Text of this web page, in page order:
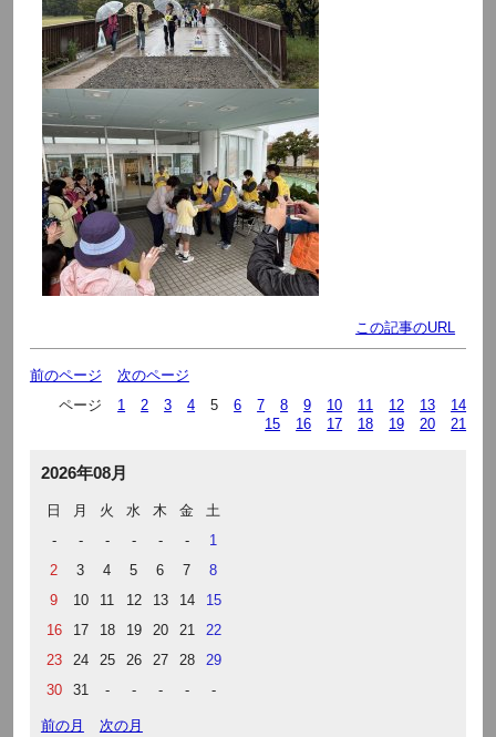
この記事のURL
前のページ
次のページ
ページ
1 2 3 4 5 6 7 8 9 10 11 12 13
14
15
16 17 18 19 20 21
2026年08月
日 月 火 水 木 金
土
-
- - - - -
1
2
3 4 5 6 7
8
9
10 11 12 13 14
15
16
17 18 19 20 21
22
23
24 25 26 27 28
29
30
31 - - - - -
前の月 次の月